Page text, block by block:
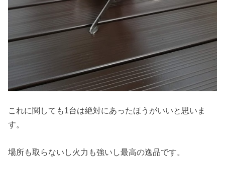
これに関しても1台は絶対にあったほうがいいと思いま
す。
場所も取らないし火力も強いし最高の逸品です。